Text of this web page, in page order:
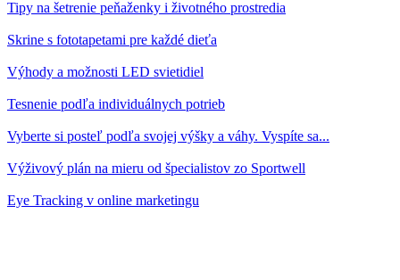
Tipy na šetrenie peňaženky i životného prostredia
Skrine s fototapetami pre každé dieťa
Výhody a možnosti LED svietidiel
Tesnenie podľa individuálnych potrieb
Vyberte si posteľ podľa svojej výšky a váhy. Vyspíte sa...
Výživový plán na mieru od špecialistov zo Sportwell
Eye Tracking v online marketingu